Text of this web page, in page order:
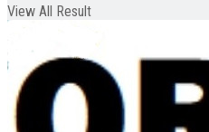
View All Result